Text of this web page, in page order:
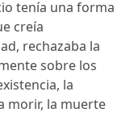
tenía una forma
creía
rechazaba la
sobre los
la
morir, la muerte